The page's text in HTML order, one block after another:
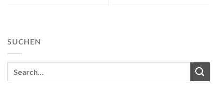
SUCHEN